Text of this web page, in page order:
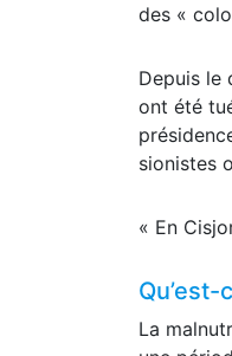
des «
Depuis le
ont été
sionistes
« En
La